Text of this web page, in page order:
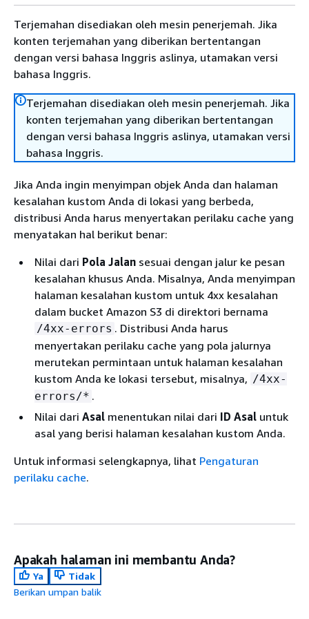
Terjemahan disediakan oleh mesin penerjemah. Jika
konten terjemahan yang diberikan bertentangan
dengan versi bahasa Inggris aslinya, utamakan versi
bahasa Inggris.
Terjemahan disediakan oleh mesin penerjemah. Jika
konten terjemahan yang diberikan bertentangan
dengan versi bahasa Inggris aslinya, utamakan versi
bahasa Inggris.
Jika Anda ingin menyimpan objek Anda dan halaman
kesalahan kustom Anda di lokasi yang berbeda,
distribusi Anda harus menyertakan perilaku cache yang
menyatakan hal berikut benar:
Nilai dari Pola Jalan sesuai dengan jalur ke pesan
kesalahan khusus Anda. Misalnya, Anda menyimpan
halaman kesalahan kustom untuk 4xx kesalahan
dalam bucket Amazon S3 di direktori bernama
/4xx-errors . Distribusi Anda harus
menyertakan perilaku cache yang pola jalurnya
merutekan permintaan untuk halaman kesalahan
kustom Anda ke lokasi tersebut, misalnya, /4xx-
errors/* .
Nilai dari Asal menentukan nilai dari ID Asal untuk
asal yang berisi halaman kesalahan kustom Anda.
Untuk informasi selengkapnya, lihat Pengaturan
perilaku cache.
Apakah halaman ini membantu Anda?
Ya
Tidak
Berikan umpan balik